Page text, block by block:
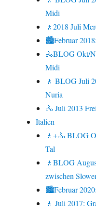
Midi
🚶2018 Juli
🏙Februar
🚴BLOG Okt/
Midi
🚶 BLOG Juli
Nuria
🚴 Juli 2013
Italien
🚶+🚴 BLOG
Tal
🚶BLOG
zwischen
🏙Februar
🚶 Juli 2017: